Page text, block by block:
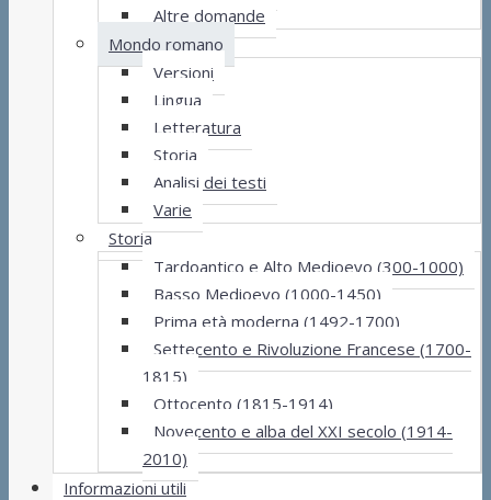
Altre domande
Mondo romano
Versioni
Lingua
Letteratura
Storia
Analisi dei testi
Varie
Storia
Tardoantico e Alto Medioevo (300-1000)
Basso Medioevo (1000-1450)
Prima età moderna (1492-1700)
Settecento e Rivoluzione Francese (1700-
1815)
Ottocento (1815-1914)
Novecento e alba del XXI secolo (1914-
2010)
Informazioni utili